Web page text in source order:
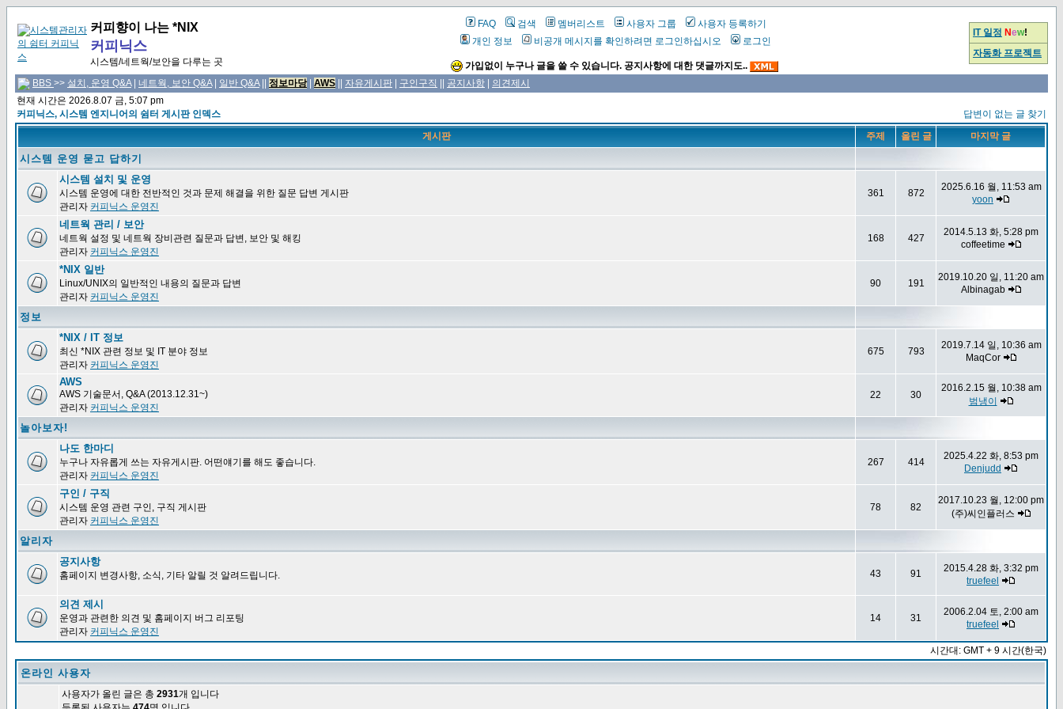
커피향이 나는 *NIX
커피닉스
시스템/네트웍/보안을 다루는 곳
FAQ 검색 멤버리스트 사용자 그룹
사용자 등록하기
개인 정보
비공개 메시지를 확인하려면 로그인하십시오 로그인
가입없이 누구나 글을 쓸 수 있습니다. 공지사항에 대한 댓글까지도..
IT 일정 New!
자동화 프로젝트
BBS >> 설치, 운영 Q&A| 네트웍, 보안 Q&A| 일반 Q&A|| 정보마당| AWS 자유게시판 구인구직 공지사항
의견제시
현재 시간은 2026.8.07 금, 5:07 pm
커피닉스, 시스템 엔지니어의 쉼터 게시판 인덱스
답변이 없는 글 찾기
게시판
주제 올린 글 마지막 글
시스템 운영 묻고 답하기
시스템 설치 및 운영
시스템 운영에 대한 전반적인 것과 문제 해결을 위한 질문 답변 게시판
관리자 커피닉스 운영진
361 872
2025.6.16 월, 11:53 am
yoon
네트웍 관리 / 보안
네트웍 설정 및 네트웍 장비관련 질문과 답변, 보안 및 해킹
관리자 커피닉스 운영진
168 427
2014.5.13 화, 5:28 pm
coffeetime
*NIX 일반
Linux/UNIX의 일반적인 내용의 질문과 답변
관리자 커피닉스 운영진
90 191
2019.10.20 일, 11:20 am
Albinagab
정보
*NIX / IT 정보
최신 *NIX 관련 정보 및 IT 분야 정보
관리자 커피닉스 운영진
675 793
2019.7.14 일, 10:36 am
MaqCor
AWS
AWS 기술문서, Q&A (2013.12.31~)
관리자 커피닉스 운영진
22 30
2016.2.15 월, 10:38 am
범냉이
놀아보자!
나도 한마디
누구나 자유롭게 쓰는 자유게시판. 어떤얘기를 해도 좋습니다.
관리자 커피닉스 운영진
267 414
2025.4.22 화, 8:53 pm
Denjudd
구인 / 구직
시스템 운영 관련 구인, 구직 게시판
관리자 커피닉스 운영진
78 82
2017.10.23 월, 12:00 pm
(주)씨인플러스
알리자
공지사항
홈페이지 변경사항, 소식, 기타 알릴 것 알려드립니다. 43 91
2015.4.28 화, 3:32 pm
truefeel
의견 제시
운영과 관련한 의견 및 홈페이지 버그 리포팅
관리자 커피닉스 운영진
14 31
2006.2.04 토, 2:00 am
truefeel
시간대: GMT + 9 시간(한국)
온라인 사용자
사용자가 올린 글은 총 2931개 입니다